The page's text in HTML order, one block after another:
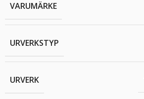
VARUMÄRKE
URVERKSTYP
URVERK